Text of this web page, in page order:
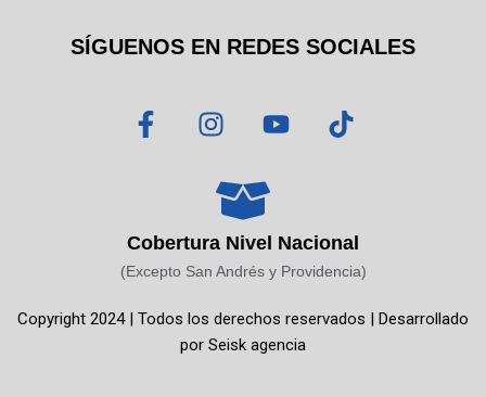
SÍGUENOS EN REDES SOCIALES
F
a
o
o
-
I
n
t
a
g
r
m
Y
o
b
e
T
i
k
Cobertura Nivel Nacional
(Excepto San Andrés y Providencia)
Copyright 2024 | Todos los derechos reservados | Desarrollado
por Seisk agencia